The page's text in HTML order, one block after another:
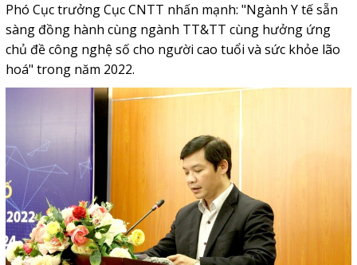
Phó Cục trưởng Cục CNTT nhấn mạnh: "Ngành Y tế sẵn
sàng đồng hành cùng ngành TT&TT cùng hưởng ứng
chủ đề công nghệ số cho người cao tuổi và sức khỏe lão
hoá" trong năm 2022.